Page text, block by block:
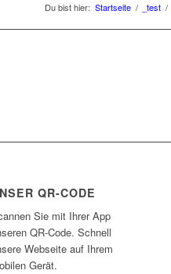
Du bist hier: Startseite / _test /
QR-CODE
Sie mit Ihrer App
QR-Code. Schnell
Webseite auf Ihrem
Gerät.